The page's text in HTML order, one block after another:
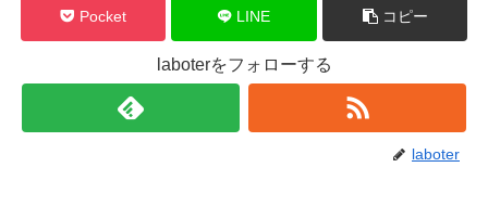
Pocket LINE コピー
laboterをフォローする
laboter